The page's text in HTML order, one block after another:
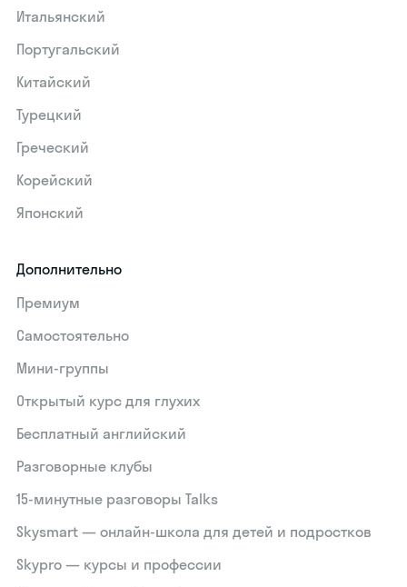
Итальянский
Португальский
Китайский
Турецкий
Греческий
Корейский
Японский
Дополнительно
Премиум
Самостоятельно
Мини-группы
Открытый курс для глухих
Бесплатный английский
Разговорные клубы
15‑минутные разговоры Talks
Skysmart — онлайн-школа для детей и подростков
Skypro — курсы и профессии